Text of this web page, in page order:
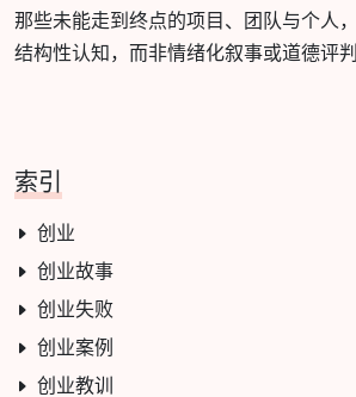
那些未能走到终点的项目、团队与个人
结构性认知，而非情绪化叙事或道德评判
索引
创业
创业故事
创业失败
创业案例
创业教训